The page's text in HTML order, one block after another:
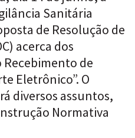
Sanitária
de Resolução de
acerca dos
Recebimento de
Eletrônico”. O
diversos assuntos,
Normativa